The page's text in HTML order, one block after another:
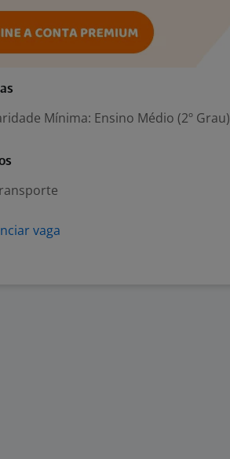
Mínima: Ensino Médio (2º Grau)
vaga